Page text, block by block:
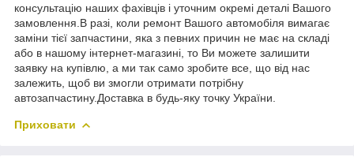
консультацію наших фахівців і уточним окремі деталі Вашого
замовлення.В разі, коли ремонт Вашого автомобіля вимагає
заміни тієї запчастини, яка з певних причин не має на складі
або в нашому інтернет-магазині, то Ви можете залишити
заявку на купівлю, а ми так само зробите все, що від нас
залежить, щоб ви змогли отримати потрібну
автозапчастину.Доставка в будь-яку точку України.
Приховати